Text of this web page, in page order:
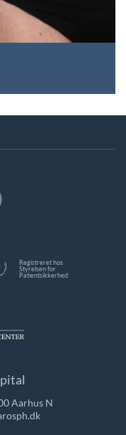
Registreret hos
Styrelsen for
Patientsikkerhed
Aarhus N